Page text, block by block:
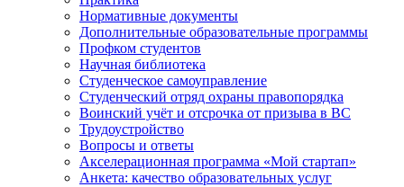
Нормативные документы
Дополнительные образовательные программы
Профком студентов
Научная библиотека
Студенческое самоуправление
Студенческий отряд охраны правопорядка
Воинский учёт и отсрочка от призыва в ВС
Трудоустройство
Вопросы и ответы
Акселерационная программа «Мой стартап»
Анкета: качество образовательных услуг